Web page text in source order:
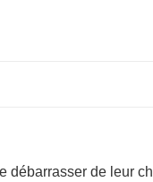
débarrasser de leur